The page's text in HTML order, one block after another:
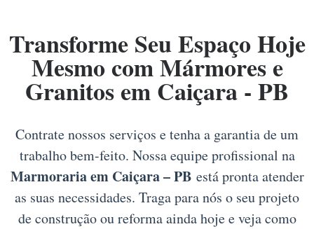
Transforme Seu Espaço Hoje
Mesmo com Mármores e
Granitos em Caiçara - PB
Contrate nossos serviços e tenha a garantia de um
trabalho bem-feito. Nossa equipe profissional na
Marmoraria em Caiçara – PBestá pronta atender
as suas necessidades. Traga para nós o seu projeto
de construção ou reforma ainda hoje e veja como